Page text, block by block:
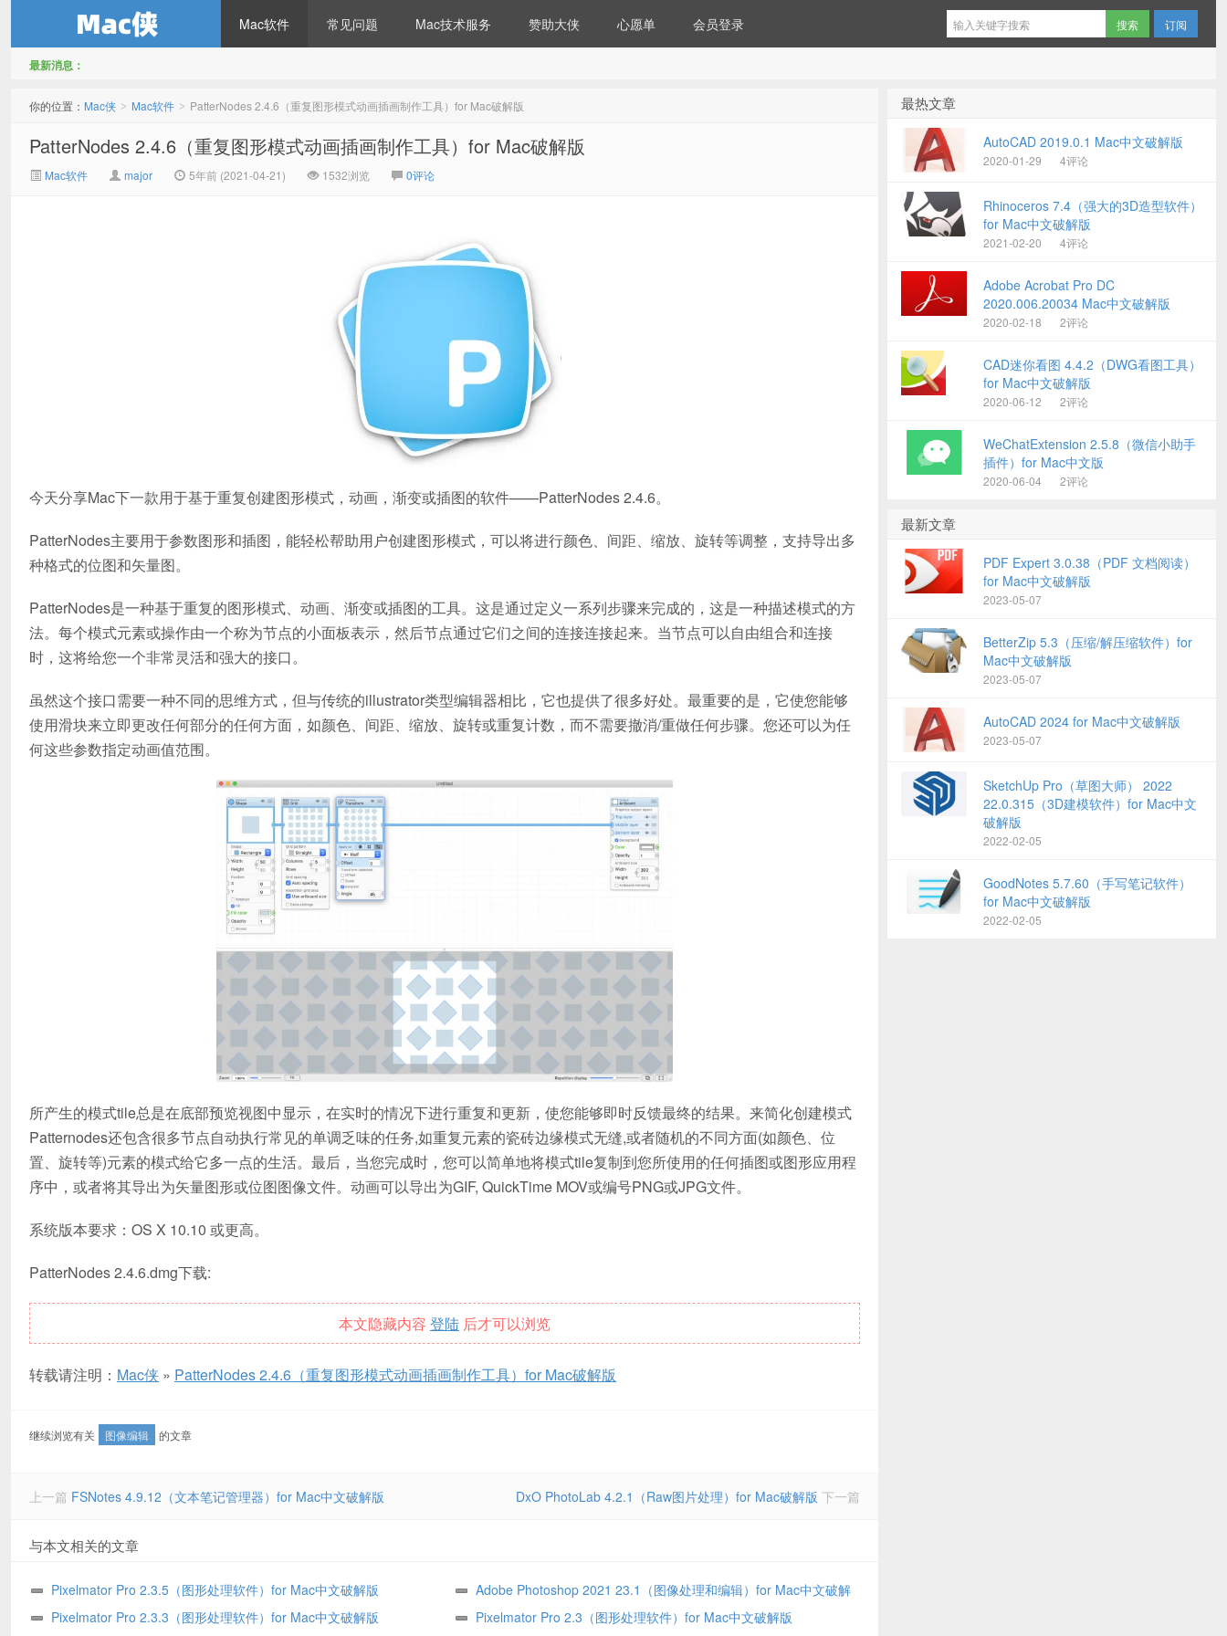
Mac软件 常见问题 Mac技术服务 赞助大侠 心愿单 会员登录 订阅
最新消息：
你的位置： Mac侠 > Mac软件 > PatterNodes 2.4.6（重复图形模式动画插画制作工具）for Mac破解版
PatterNodes 2.4.6（重复图形模式动画插画制作工具）for Mac破解版
Mac软件 major 5年前 (2021-04-21) 1532浏览 0评论
今天分享Mac下一款用于基于重复创建图形模式，动画，渐变或插图的软件——PatterNodes 2.4.6。
PatterNodes主要用于参数图形和插图，能轻松帮助用户创建图形模式，可以将进行颜色、间距、缩放、旋转等调整，支持导出多
种格式的位图和矢量图。
PatterNodes是一种基于重复的图形模式、动画、渐变或插图的工具。这是通过定义一系列步骤来完成的，这是一种描述模式的方
法。每个模式元素或操作由一个称为节点的小面板表示，然后节点通过它们之间的连接连接起来。当节点可以自由组合和连接
时，这将给您一个非常灵活和强大的接口。
虽然这个接口需要一种不同的思维方式，但与传统的illustrator类型编辑器相比，它也提供了很多好处。最重要的是，它使您能够
使用滑块来立即更改任何部分的任何方面，如颜色、间距、缩放、旋转或重复计数，而不需要撤消/重做任何步骤。您还可以为任
何这些参数指定动画值范围。
所产生的模式tile总是在底部预览视图中显示，在实时的情况下进行重复和更新，使您能够即时反馈最终的结果。来简化创建模式
Patternodes还包含很多节点自动执行常见的单调乏味的任务,如重复元素的瓷砖边缘模式无缝,或者随机的不同方面(如颜色、位
置、旋转等)元素的模式给它多一点的生活。最后，当您完成时，您可以简单地将模式tile复制到您所使用的任何插图或图形应用程
序中，或者将其导出为矢量图形或位图图像文件。动画可以导出为GIF, QuickTime MOV或编号PNG或JPG文件。
系统版本要求：OS X 10.10 或更高。
PatterNodes 2.4.6.dmg下载:
本文隐藏内容 登陆 后才可以浏览
转载请注明： Mac侠 » PatterNodes 2.4.6（重复图形模式动画插画制作工具）for Mac破解版
继续浏览有关 图像编辑 的文章
上一篇 FSNotes 4.9.12（文本笔记管理器）for Mac中文破解版 DxO PhotoLab 4.2.1（Raw图片处理）for Mac破解版 下一篇
与本文相关的文章
Pixelmator Pro 2.3.5（图形处理软件）for Mac中文破解版
Adobe Photoshop 2021 23.1（图像处理和编辑）for Mac中文破解
版
Pixelmator Pro 2.3.3（图形处理软件）for Mac中文破解版
Pixelmator Pro 2.3（图形处理软件）for Mac中文破解版
最热文章
AutoCAD 2019.0.1 Mac中文破解版
2020-01-29 4评论
Rhinoceros 7.4（强大的3D造型软件）
for Mac中文破解版
2021-02-20 4评论
Adobe Acrobat Pro DC
2020.006.20034 Mac中文破解版
2020-02-18 2评论
CAD迷你看图 4.4.2（DWG看图工具）
for Mac中文破解版
2020-06-12 2评论
WeChatExtension 2.5.8（微信小助手
插件）for Mac中文版
2020-06-04 2评论
最新文章
PDF Expert 3.0.38（PDF 文档阅读）
for Mac中文破解版
2023-05-07
BetterZip 5.3（压缩/解压缩软件）for
Mac中文破解版
2023-05-07
AutoCAD 2024 for Mac中文破解版
2023-05-07
SketchUp Pro（草图大师） 2022
22.0.315（3D建模软件）for Mac中文
破解版
2022-02-05
GoodNotes 5.7.60（手写笔记软件）
for Mac中文破解版
2022-02-05